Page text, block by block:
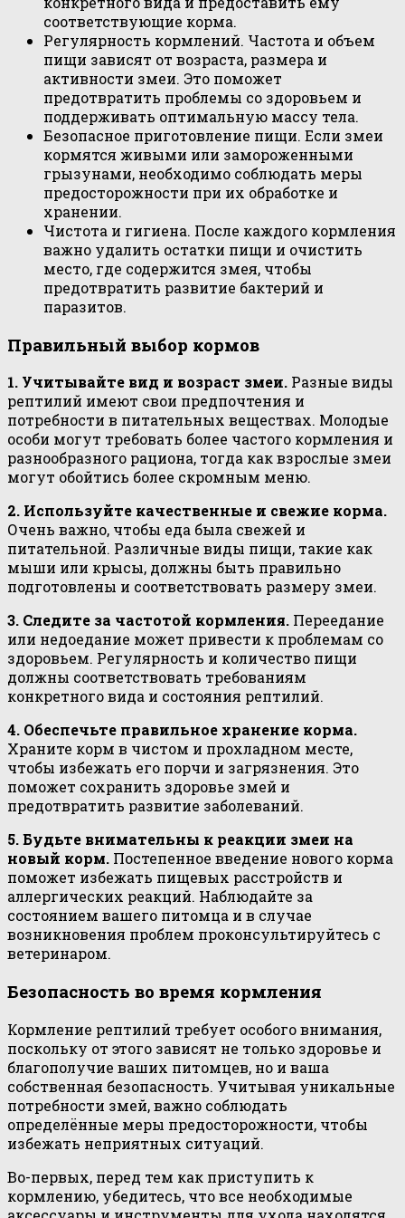
соответствующие корма.
Регулярность кормлений. Частота и объем
пищи зависят от возраста, размера и
активности змеи. Это поможет
предотвратить проблемы со здоровьем и
поддерживать оптимальную массу тела.
Безопасное приготовление пищи. Если змеи
кормятся живыми или замороженными
грызунами, необходимо соблюдать меры
предосторожности при их обработке и
хранении.
Чистота и гигиена. После каждого кормления
важно удалить остатки пищи и очистить
место, где содержится змея, чтобы
предотвратить развитие бактерий и
паразитов.
Правильный выбор кормов
1. Учитывайте вид и возраст змеи. Разные виды
рептилий имеют свои предпочтения и
потребности в питательных веществах. Молодые
особи могут требовать более частого кормления и
разнообразного рациона, тогда как взрослые змеи
могут обойтись более скромным меню.
2. Используйте качественные и свежие корма.
Очень важно, чтобы еда была свежей и
питательной. Различные виды пищи, такие как
мыши или крысы, должны быть правильно
подготовлены и соответствовать размеру змеи.
3. Следите за частотой кормления. Переедание
или недоедание может привести к проблемам со
здоровьем. Регулярность и количество пищи
должны соответствовать требованиям
конкретного вида и состояния рептилий.
4. Обеспечьте правильное хранение корма.
Храните корм в чистом и прохладном месте,
чтобы избежать его порчи и загрязнения. Это
поможет сохранить здоровье змей и
предотвратить развитие заболеваний.
5. Будьте внимательны к реакции змеи на
новый корм. Постепенное введение нового корма
поможет избежать пищевых расстройств и
аллергических реакций. Наблюдайте за
состоянием вашего питомца и в случае
возникновения проблем проконсультируйтесь с
ветеринаром.
Безопасность во время кормления
Кормление рептилий требует особого внимания,
поскольку от этого зависят не только здоровье и
благополучие ваших питомцев, но и ваша
собственная безопасность. Учитывая уникальные
потребности змей, важно соблюдать
определённые меры предосторожности, чтобы
избежать неприятных ситуаций.
Во-первых, перед тем как приступить к
кормлению, убедитесь, что все необходимые